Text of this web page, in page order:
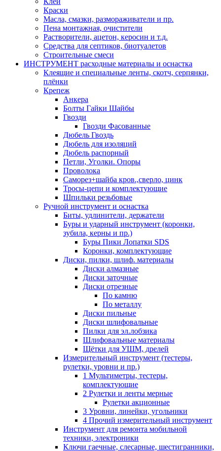
Краски
Масла, смазки, размораживатели и пр.
Пена монтажная, очистители
Растворители, ацетон, керосин и т.д.
Средства для септиков, биотуалетов
Строительные смеси
ИНСТРУМЕНТ расходные материалы и оснастка
Клеящие и специальные ленты, скотч, серпянки,
плёнки
Крепеж
Анкера
Болты Гайки Шайбы
Гвозди
Гвозди Фасованные
Дюбель Гвоздь
Дюбель для изоляций
Дюбель распорный
Петли, Уголки. Опоры
Проволока
Саморез+шайба кров.,сверло, цинк
Тросы-цепи и комплектующие
Шпильки резьбовые
Ручной инструмент и оснастка
Биты, удлинители, держатели
Буры и ударный инструмент (коронки,
зубила, керны и пр.)
Буры Пики Лопатки SDS
Коронки, комплектующие
Диски, пилки, шлиф. материалы
Диски алмазные
Диски заточные
Диски отрезные
По камню
По металлу
Диски пильные
Диски шлифовальные
Пилки для эл.лобзика
Шлифовальные материалы
Щётки для УШМ, дрелей
Измерительный инструмент (тестеры,
рулетки, уровни и пр.)
1 Мультиметры, тестеры,
комплектующие
2 Рулетки и ленты мерные
Рулетки акционные
3 Уровни, линейки, угольники
4 Прочий измерительный инструмент
Инструмент для ремонта мобильной
техники, электроники
Ключи гаечные, слесарные, шестигранники,